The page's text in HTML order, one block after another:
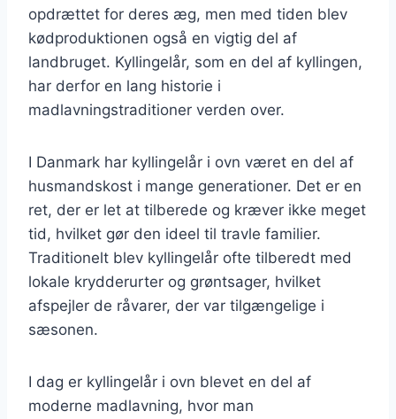
opdrættet for deres æg, men med tiden blev
kødproduktionen også en vigtig del af
landbruget. Kyllingelår, som en del af kyllingen,
har derfor en lang historie i
madlavningstraditioner verden over.
I Danmark har kyllingelår i ovn været en del af
husmandskost i mange generationer. Det er en
ret, der er let at tilberede og kræver ikke meget
tid, hvilket gør den ideel til travle familier.
Traditionelt blev kyllingelår ofte tilberedt med
lokale krydderurter og grøntsager, hvilket
afspejler de råvarer, der var tilgængelige i
sæsonen.
I dag er kyllingelår i ovn blevet en del af
moderne madlavning, hvor man